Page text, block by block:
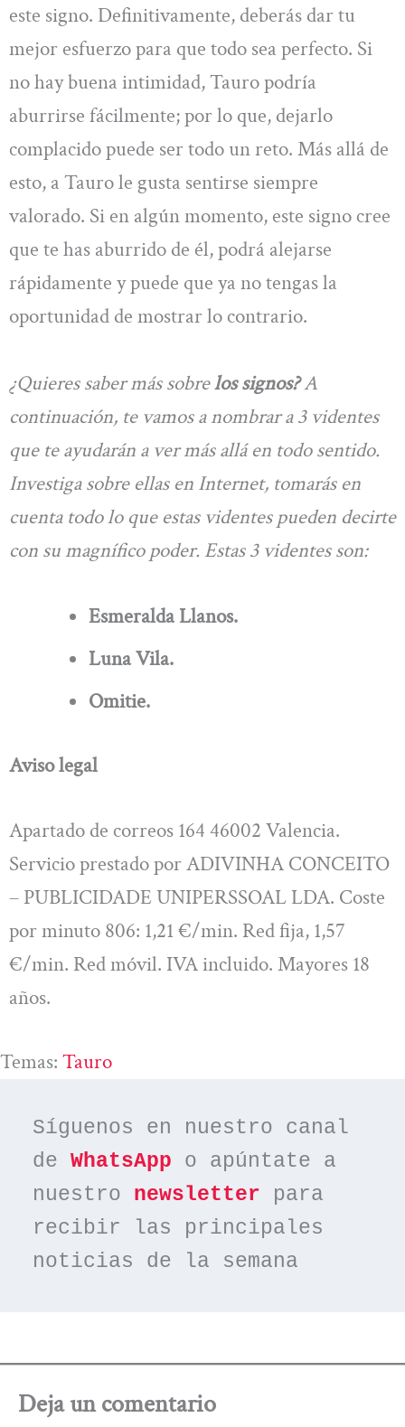
este signo. Definitivamente, deberás dar tu
mejor esfuerzo para que todo sea perfecto. Si
no hay buena intimidad, Tauro podría
aburrirse fácilmente; por lo que, dejarlo
complacido puede ser todo un reto. Más allá de
esto, a Tauro le gusta sentirse siempre
valorado. Si en algún momento, este signo cree
que te has aburrido de él, podrá alejarse
rápidamente y puede que ya no tengas la
oportunidad de mostrar lo contrario.
¿Quieres saber más sobrelos signos?A
continuación, te vamos a nombrar a 3 videntes
que te ayudarán a ver más allá en todo sentido.
Investiga sobre ellas en Internet, tomarás en
cuenta todo lo que estas videntes pueden decirte
con su magnífico poder. Estas 3 videntes son:
Esmeralda Llanos.
Luna Vila.
Omitie.
Aviso legal
Apartado de correos 164 46002 Valencia.
Servicio prestado por ADIVINHA CONCEITO
– PUBLICIDADE UNIPERSSOAL LDA. Coste
por minuto 806: 1,21 €/min. Red fija, 1,57
€/min. Red móvil. IVA incluido. Mayores 18
años.
Temas: Tauro
Síguenos en nuestro canal
de WhatsApp o apúntate a
nuestro newsletter para
recibir las principales
noticias de la semana
Deja un comentario